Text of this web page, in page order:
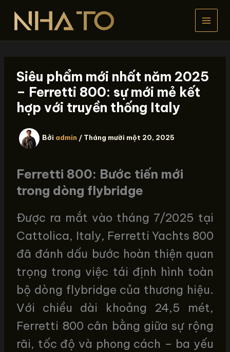
dung
Siêu phẩm mới nhất năm 2025
– Ferretti 800: sự mới mẻ kết
hợp với truyền thống Italy
Bởi admin / Tháng mười một 20, 2025
Ferretti 800: Bước tiến mới
trong dòng flybridge
Được ra mắt vào tháng 7/2025 tại
Cattolica, Italy, Ferretti Yachts 800
đã đánh dấu bước hoàn thiện quan
trọng trong việc tái định hình toàn
bộ dòng flybridge của thương hiệu.
Với chiều dài khoảng 24,5 mét,
Ferretti 800 cân bằng giữa sự rộng
rãi, tốc độ và phong cách – ba yếu